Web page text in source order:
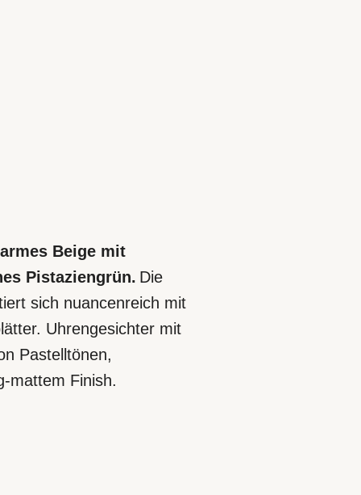
Beige mit
Pistaziengrün. Die
sich nuancenreich mit
Uhrengesichter mit
Pastelltönen,
mattem Finish.